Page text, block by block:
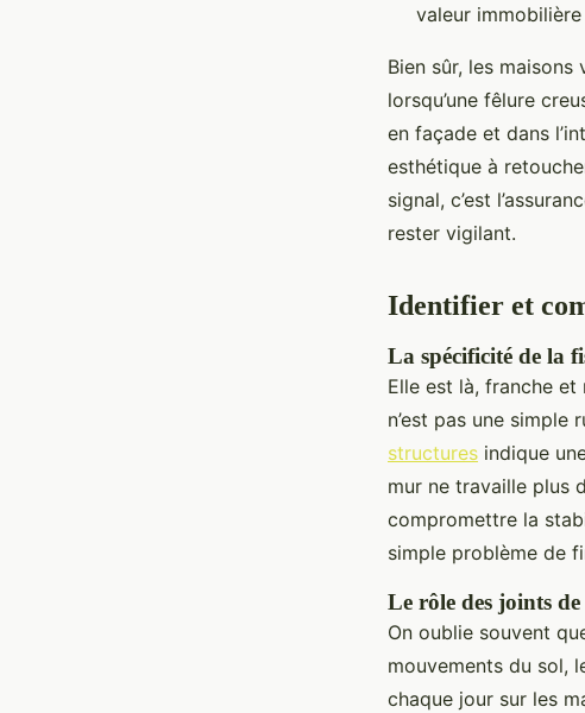
valeur
Bien sûr, les
lorsqu’une fêlure
en façade et dans
esthétique à
signal, c’est
rester vigilant.
Identifier et
La spécificité de la
Elle est là, franche et
n’est pas une simple
structures indique
mur ne travaille plus
compromettre la
simple problème de
Le rôle des joints
On oublie souvent
mouvements du sol,
chaque jour sur les